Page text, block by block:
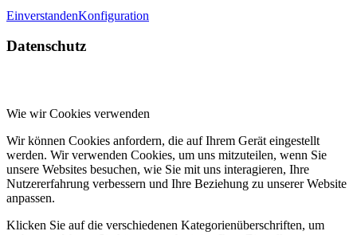
EinverstandenKonfiguration
Datenschutz
Wie wir Cookies verwenden
Wir können Cookies anfordern, die auf Ihrem Gerät eingestellt
werden. Wir verwenden Cookies, um uns mitzuteilen, wenn Sie
unsere Websites besuchen, wie Sie mit uns interagieren, Ihre
Nutzererfahrung verbessern und Ihre Beziehung zu unserer Website
anpassen.
Klicken Sie auf die verschiedenen Kategorienüberschriften, um